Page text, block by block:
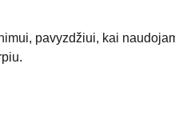
pavyzdžiui, kai